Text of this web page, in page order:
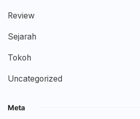
Review
Sejarah
Tokoh
Uncategorized
Meta